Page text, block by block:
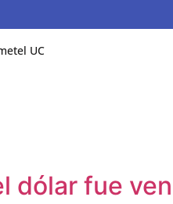
UC
dólar fue